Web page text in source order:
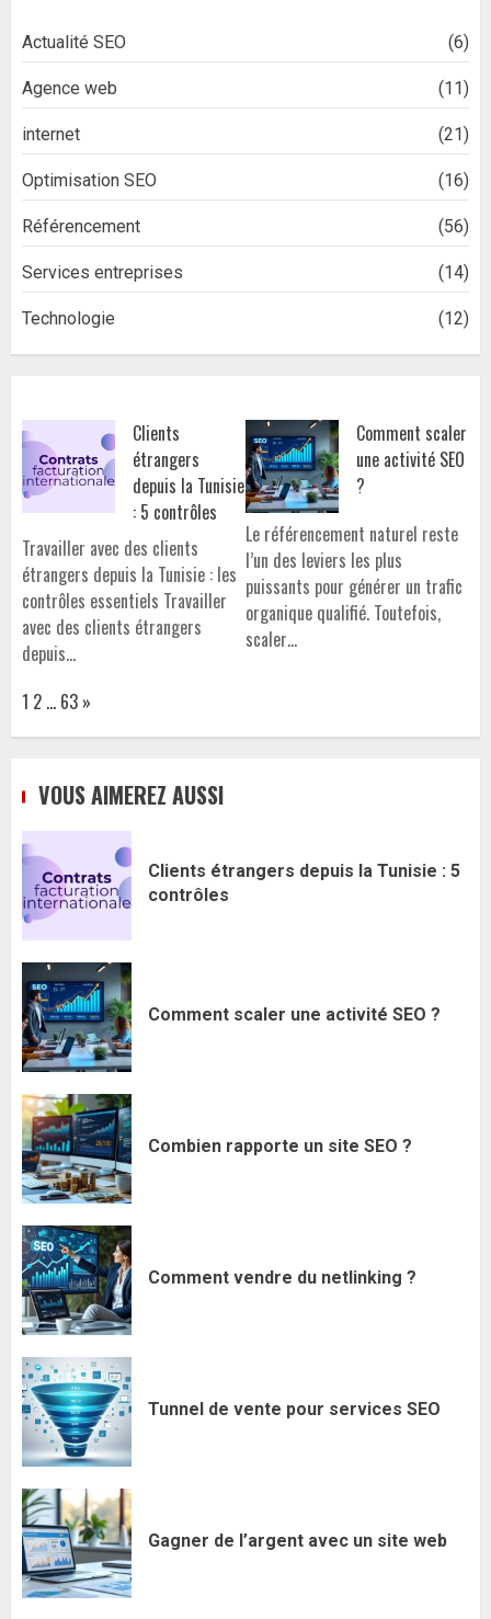
Actualité SEO (6)
Agence web (11)
internet (21)
Optimisation SEO (16)
Référencement (56)
Services entreprises (14)
Technologie (12)
Clients
étrangers
depuis la Tunisie
: 5 contrôles
Travailler avec des clients
étrangers depuis la Tunisie : les
contrôles essentiels Travailler
avec des clients étrangers
depuis…
Comment scaler
une activité SEO
?
Le référencement naturel reste
l’un des leviers les plus
puissants pour générer un trafic
organique qualifié. Toutefois,
scaler…
Page:
1 2 … 63 Next
»
VOUS AIMEREZ AUSSI
Clients étrangers depuis la Tunisie : 5
contrôles
Comment scaler une activité SEO ?
Combien rapporte un site SEO ?
Comment vendre du netlinking ?
Tunnel de vente pour services SEO
Gagner de l’argent avec un site web